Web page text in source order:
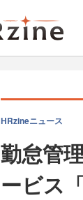
HRzineニュース
勤怠管
ービス